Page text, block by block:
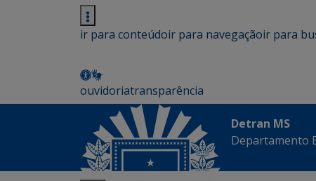
ir para conteúdoir para navegaçãoir para
ouvidoriatransparência
Detran MS
Departamento